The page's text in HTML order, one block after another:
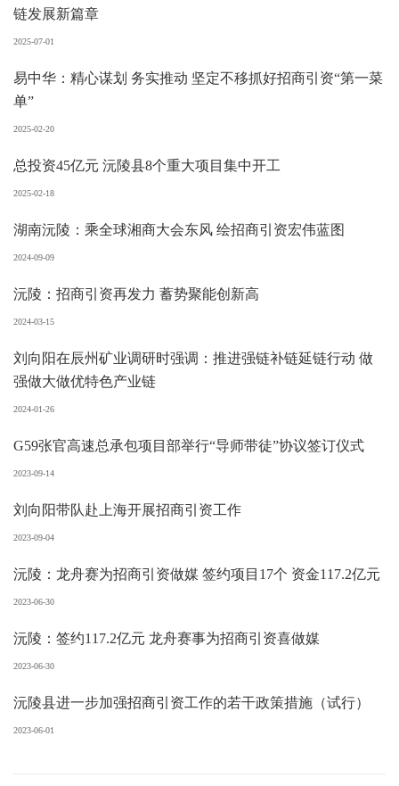
链发展新篇章
2025-07-01
易中华：精心谋划 务实推动 坚定不移抓好招商引资“第一菜
单”
2025-02-20
总投资45亿元 沅陵县8个重大项目集中开工
2025-02-18
湖南沅陵：乘全球湘商大会东风 绘招商引资宏伟蓝图
2024-09-09
沅陵：招商引资再发力 蓄势聚能创新高
2024-03-15
刘向阳在辰州矿业调研时强调：推进强链补链延链行动 做
强做大做优特色产业链
2024-01-26
G59张官高速总承包项目部举行“导师带徒”协议签订仪式
2023-09-14
刘向阳带队赴上海开展招商引资工作
2023-09-04
沅陵：龙舟赛为招商引资做媒 签约项目17个 资金117.2亿元
2023-06-30
沅陵：签约117.2亿元 龙舟赛事为招商引资喜做媒
2023-06-30
沅陵县进一步加强招商引资工作的若干政策措施（试行）
2023-06-01